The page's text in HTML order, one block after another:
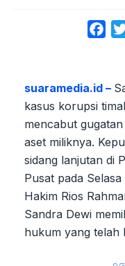
suaramedia.id –
kasus korupsi
mencabut
aset miliknya.
sidang lanjutan di
Pusat pada
Hakim Rios
Sandra Dewi
hukum yang telah